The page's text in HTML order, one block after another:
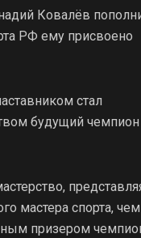
Ковалёв
РФ ему присвоено
стал
будущий чемпион
мастера спорта,
призером